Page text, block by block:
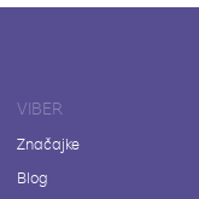
VIBER
Značajke
Blog